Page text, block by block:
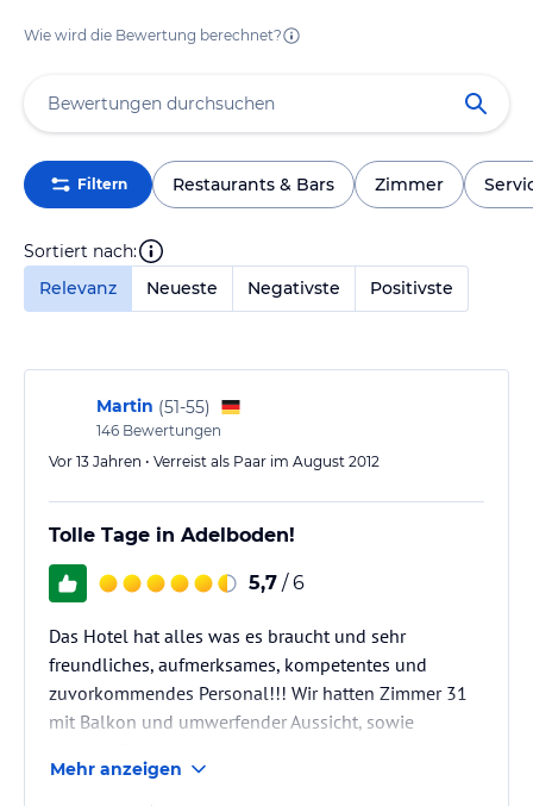
Wie wird die Bewertung berechnet?
Filtern Restaurants & Bars Zimmer
Sortiert nach:
Relevanz
Neueste Negativste Positivste
Martin (51-55)
146 Bewertungen
Vor 13 Jahren • Verreist als Paar im August 2012
Tolle Tage in Adelboden!
5,7 / 6
Das Hotel hat alles was es braucht und sehr
freundliches, aufmerksames, kompetentes und
zuvorkommendes Personal!!! Wir hatten Zimmer 31
mit Balkon und umwerfender Aussicht, sowie
Bad gab es nur 2 Seifen, also Duschbad usw.
Mehr anzeigen